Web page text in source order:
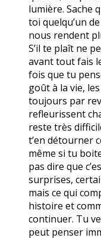
lumière. Sache
toi quelqu’un
nous rendent
S’il te plaît ne
avant tout fais
fois que tu
goût à la vie,
toujours par
refleurissent
reste très
t’en détourner
même si tu
pas dire que
surprises,
mais ce qui
histoire et
continuer. Tu
peut penser